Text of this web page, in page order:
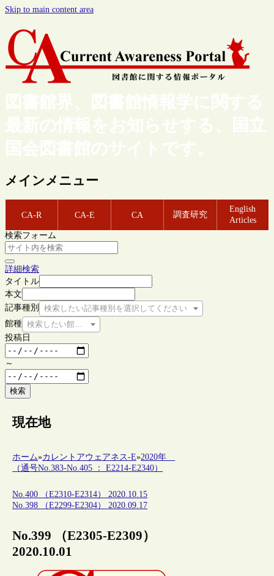
Skip to main content area
図書館界、図書館情報学に関する
最新の情報をお知らせする、国立
国会図書館のサイトです。
メインメニュー
CA-R CA-E CA 調査研究
English
Articles
検索フォーム
詳細検索
タイトル
本文
記事種別
検索したい記事種別を選択してください
館種 検索したい館種を選択してください
投稿日
～
検索
現在地
ホーム»カレントアウェアネス-E»2020年
（通号No.383-No.405 ： E2214-E2340）
No.400 （E2310-E2314） 2020.10.15
No.398 （E2299-E2304） 2020.09.17
No.399 （E2305-E2309）
2020.10.01